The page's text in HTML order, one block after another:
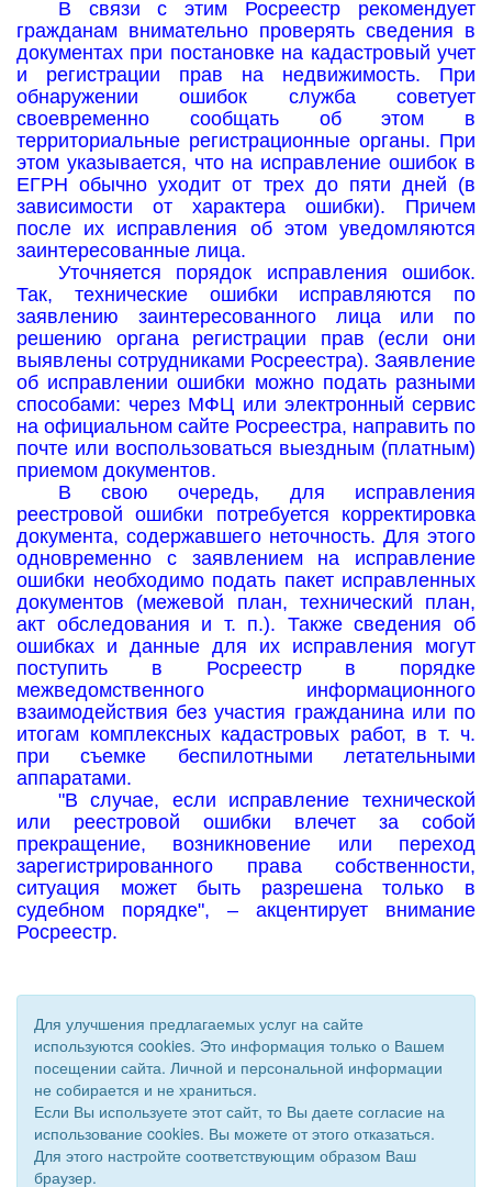
В связи с этим Росреестр рекомендует
гражданам внимательно проверять сведения в
документах при постановке на кадастровый учет
и регистрации прав на недвижимость. При
обнаружении ошибок служба советует
своевременно сообщать об этом в
территориальные регистрационные органы. При
этом указывается, что на исправление ошибок в
ЕГРН обычно уходит от трех до пяти дней (в
зависимости от характера ошибки). Причем
после их исправления об этом уведомляются
заинтересованные лица.
Уточняется порядок исправления ошибок.
Так, технические ошибки исправляются по
заявлению заинтересованного лица или по
решению органа регистрации прав (если они
выявлены сотрудниками Росреестра). Заявление
об исправлении ошибки можно подать разными
способами: через МФЦ или электронный сервис
на официальном сайте Росреестра, направить по
почте или воспользоваться выездным (платным)
приемом документов.
В свою очередь, для исправления
реестровой ошибки потребуется корректировка
документа, содержавшего неточность. Для этого
одновременно с заявлением на исправление
ошибки необходимо подать пакет исправленных
документов (межевой план, технический план,
акт обследования и т. п.). Также сведения об
ошибках и данные для их исправления могут
поступить в Росреестр в порядке
межведомственного информационного
взаимодействия без участия гражданина или по
итогам комплексных кадастровых работ, в т. ч.
при съемке беспилотными летательными
аппаратами.
"В случае, если исправление технической
или реестровой ошибки влечет за собой
прекращение, возникновение или переход
зарегистрированного права собственности,
ситуация может быть разрешена только в
судебном порядке", – акцентирует внимание
Росреестр.
© 2011 - 2026 Уполномоченный по правам человека. Все
права защищены.
Для улучшения предлагаемых услуг на сайте
используются cookies. Это информация только о Вашем
посещении сайта. Личной и персональной информации
не собирается и не храниться.
Если Вы используете этот сайт, то Вы даете согласие на
использование cookies. Вы можете от этого отказаться.
Для этого настройте соответствующим образом Ваш
браузер.